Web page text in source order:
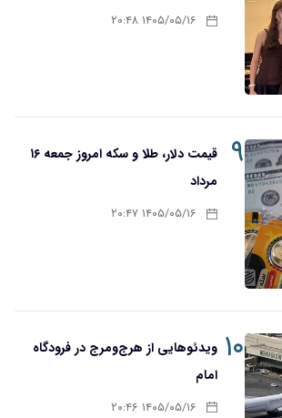
۱۴۰۵/۰۵/۱۶ ۲۰:۴۸
۹
قیمت دلار، طلا و سکه امروز جمعه ۱۶
مرداد
۱۴۰۵/۰۵/۱۶ ۲۰:۴۷
۱۰ ویدئوهایی از هرج‌ومرج در فرودگاه
امام
۱۴۰۵/۰۵/۱۶ ۲۰:۴۶